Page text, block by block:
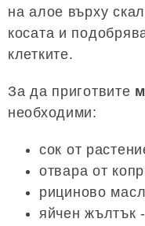
на алое върху
косата и
клетките.
За да приготвите
необходими:
сок от
отвара от
рициново
яйчен жълтък